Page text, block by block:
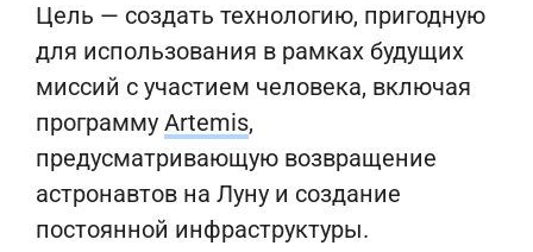
Цель — создать технологию, пригодную
для использования в рамках будущих
миссий с участием человека, включая
программу Artemis,
предусматривающую возвращение
астронавтов на Луну и создание
постоянной инфраструктуры.